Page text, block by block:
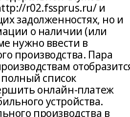
r02.fssprus.ru/ и
задолженностях, но и
о наличии (или
нужно ввести в
производства. Пара
полный список
онлайн-платеж
устройства.
производства в